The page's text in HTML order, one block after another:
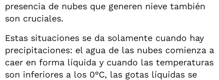
presencia de nubes que generen nieve también
son cruciales.
Estas situaciones se da solamente cuando hay
precipitaciones: el agua de las nubes comienza a
caer en forma líquida y cuando las temperaturas
son inferiores a los 0°C, las gotas líquidas se